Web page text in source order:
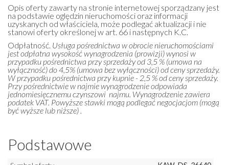
Opis oferty zawarty na stronie internetowej sporządzany jest
na podstawie oględzin nieruchomości oraz informacji
uzyskanych od właściciela, może podlegać aktualizacji i nie
stanowi oferty określonej w art. 66 i następnych K.C.
Odpłatność. Usługa pośrednictwa w obrocie nieruchomościami
jest odpłatna wysokość wynagrodzenia (prowizji) wynosi w
przypadku pośrednictwa przy sprzedaży od 3,5 % (umowa na
wyłączność) do 4,5% (umowa bez wyłączności) od ceny sprzedaży.
W przypadku pośrednictwa przy kupnie - 2,5 % od ceny sprzedaży.
Przy pośrednictwie w najmie wynagrodzenie odpowiada
jednomiesięcznemu czynszowi najmu. Wynagrodzenie zawiera
podatek VAT. Powyższe stawki mogą podlegać negocjacjom (mogą
być wyższe lub niższe) .
Podstawowe